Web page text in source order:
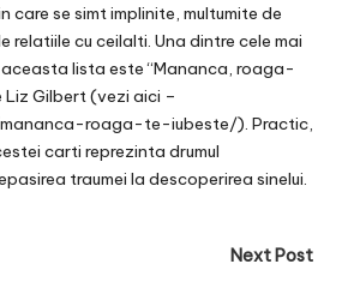
care se simt implinite, multumite de
relatiile cu ceilalti. Una dintre cele mai
lista este “Mananca, roaga-
Liz Gilbert (vezi aici –
roaga-te-iubeste/). Practic,
carti reprezinta drumul
traumei la descoperirea sinelui.
Next Post